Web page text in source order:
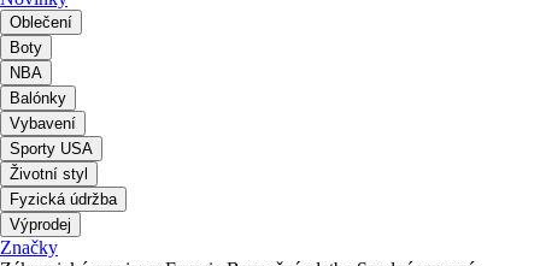
Oblečení
Boty
NBA
Balónky
Vybavení
Sporty USA
Životní styl
Fyzická údržba
Výprodej
Značky